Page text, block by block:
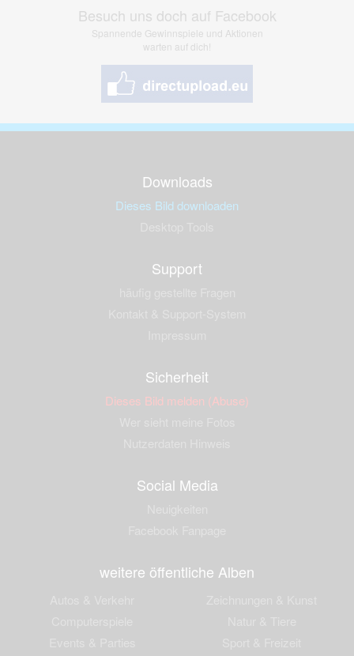
Besuch uns doch auf Facebook
Spannende Gewinnspiele und Aktionen
warten auf dich!
Downloads
Dieses Bild downloaden
Support
Sicherheit
Dieses Bild melden (Abuse)
Social Media
weitere öffentliche Alben